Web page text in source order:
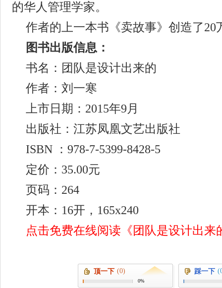
的华人管理学家。
作者的上一本书《卖故事》创造了20
图书出版信息：
书名：团队是设计出来的
作者：刘一寒
上市日期：2015年9月
出版社：江苏凤凰文艺出版社
ISBN ：978-7-5399-8428-5
定价：35.00元
页码：264
开本：16开，165x240
点击免费在线阅读《团队是设计出来
顶一下 (0)
0%
踩一下